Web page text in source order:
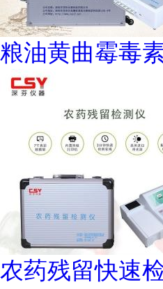
粮油黄曲霉毒
农药残留快速